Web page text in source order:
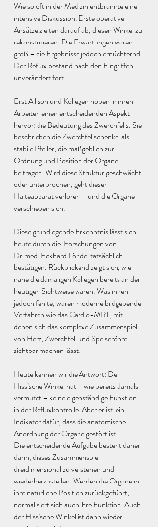
Wie so oft in der Medizin entbrannte eine
intensive Diskussion. Erste operative
Ansätze zielten darauf ab, diesen Winkel zu
rekonstruieren. Die Erwartungen waren
groß – die Ergebnisse jedoch ernüchternd:
Der Reflux bestand nach den Eingriffen
unverändert fort.
Erst Allison und Kollegen hoben in ihren
Arbeiten einen entscheidenden Aspekt
hervor: die Bedeutung des Zwerchfells. Sie
beschrieben die Zwerchfellschenkel als
stabile Pfeiler, die maßgeblich zur
Ordnung und Position der Organe
beitragen. Wird diese Struktur geschwächt
oder unterbrochen, geht dieser
Halteapparat verloren – und die Organe
verschieben sich.
Diese grundlegende Erkenntnis lässt sich
heute durch die  Forschungen von
Dr.med. Eckhard Löhde  tatsächlich
bestätigen. Rückblickend zeigt sich, wie
nahe die damaligen Kollegen bereits an der
heutigen Sichtweise waren. Was ihnen
jedoch fehlte, waren moderne bildgebende
Verfahren wie das Cardio-MRT, mit
denen sich das komplexe Zusammenspiel
von Herz, Zwerchfell und Speiseröhre
sichtbar machen lässt.
Heute kennen wir die Antwort: Der
Hiss’sche Winkel hat – wie bereits damals
vermutet – keine eigenständige Funktion
in der Refluxkontrolle. Aber er ist  ein
Indikator dafür, dass die anatomische
Anordnung der Organe gestört ist.
Die entscheidende Aufgabe besteht daher
darin, dieses Zusammenspiel
dreidimensional zu verstehen und
wiederherzustellen. Werden die Organe in
ihre natürliche Position zurückgeführt,
normalisiert sich auch ihre Funktion. Auch
der Hiss’sche Winkel ist dann wieder